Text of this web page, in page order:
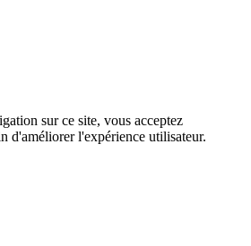
sur ce site, vous acceptez
d'améliorer l'expérience utilisateur.